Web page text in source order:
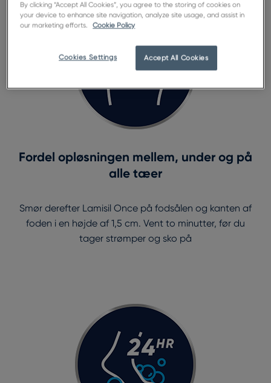
Fordel opløsningen mellem, under og på
alle tæer
Smør derefter Lamisil Once på fodsålen og kanten af
foden i en højde af 1,5 cm. Vent to minutter, før du
tager strømper og sko på
By clicking “Accept All Cookies”, you agree to the storing of cookies on
your device to enhance site navigation, analyze site usage, and assist in
our marketing efforts.
Cookie Policy
Accept All Cookies
Cookies Settings